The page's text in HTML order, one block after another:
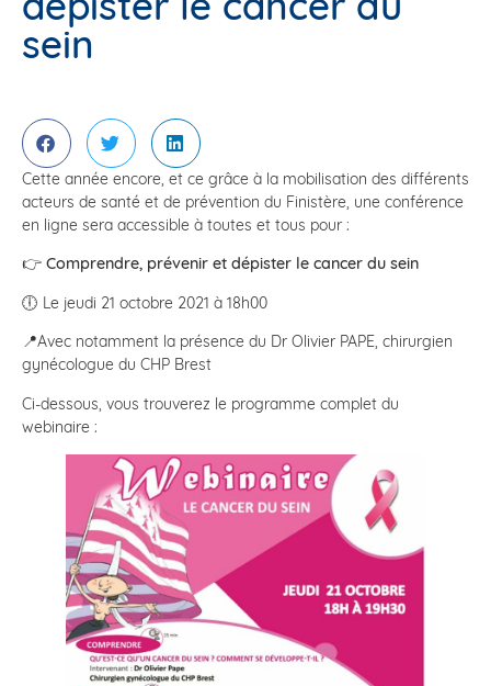
sein
Cette année encore, et ce grâce à la mobilisation des différents
acteurs de santé et de prévention du Finistère, une conférence
en ligne sera accessible à toutes et tous pour :
👉 Comprendre, prévenir et dépister le cancer du sein
🕕 Le jeudi 21 octobre 2021 à 18h00
📍Avec notamment la présence du Dr Olivier PAPE, chirurgien
gynécologue du CHP Brest
Ci-dessous, vous trouverez le programme complet du
webinaire :